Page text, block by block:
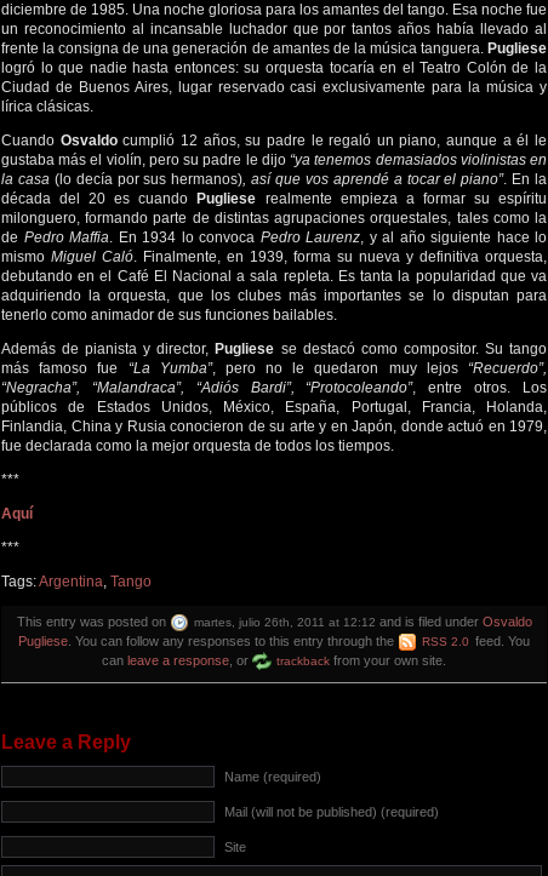
diciembre de 1985. Una noche gloriosa para los amantes del tango. Esa noche fue
un reconocimiento al incansable luchador que por tantos años había llevado al
frente la consigna de una generación de amantes de la música tanguera. Pugliese
logró lo que nadie hasta entonces: su orquesta tocaría en el Teatro Colón de la
Ciudad de Buenos Aires, lugar reservado casi exclusivamente para la música y
lírica clásicas.
Cuando Osvaldocumplió 12 años, su padre le regaló un piano, aunque a él le
gustaba más el violín, pero su padre le dijo “ya tenemos demasiados violinistas en
la casa (lo decía por sus hermanos), así que vos aprendé a tocar el piano”. En la
década del 20 es cuando
Pugliese realmente empieza a formar su espíritu
milonguero, formando parte de distintas agrupaciones orquestales, tales como la
de Pedro Maffia. En 1934 lo convoca Pedro Laurenz, y al año siguiente hace lo
mismo Miguel Caló. Finalmente, en 1939, forma su nueva y definitiva orquesta,
debutando en el Café El Nacional a sala repleta. Es tanta la popularidad que va
adquiriendo la orquesta, que los clubes más importantes se lo disputan para
tenerlo como animador de sus funciones bailables.
Además de pianista y director, Pugliese se destacó como compositor. Su tango
más famoso fue
“La Yumba”, pero no le quedaron muy lejos “Recuerdo”,
“Negracha”, “Malandraca”, “Adiós Bardi”, “Protocoleando”, entre otros. Los
públicos de Estados Unidos, México, España, Portugal, Francia, Holanda,
Finlandia, China y Rusia conocieron de su arte y en Japón, donde actuó en 1979,
fue declarada como la mejor orquesta de todos los tiempos.
***
Aquí
***
Tags:Argentina, Tango
This entry was posted on martes, julio 26th, 2011 at 12:12 and is filed under Osvaldo
Pugliese . You can follow any responses to this entry through the RSS 2.0 feed. You
can leave a response , or trackback from your own site.
Leave a Reply
Name (required)
Mail (will not be published) (required)
Site